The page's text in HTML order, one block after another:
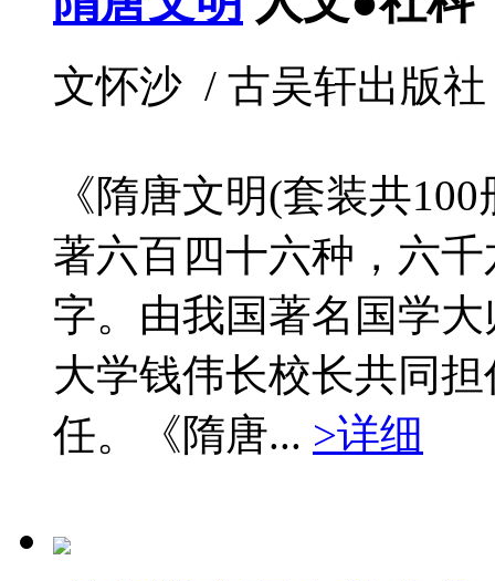
文怀沙 / 古吴轩出版
《隋唐文明(套装共
著六百四十六种，六
字。由我国著名国学
大学钱伟长校长共同
任。《隋唐... >详细